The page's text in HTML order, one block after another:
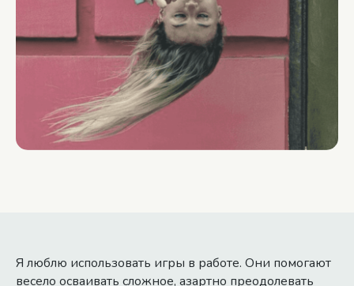
Я люблю использовать игры в работе. Они помогают
весело осваивать сложное, азартно преодолевать